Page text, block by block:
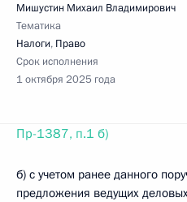
Мишустин Михаил Владимирович
Тематика
Налоги, Право
Срок исполнения
1 октября 2025 года
Пр-1387, п.1 б)
б) с учетом ранее данного
предложения ведущих